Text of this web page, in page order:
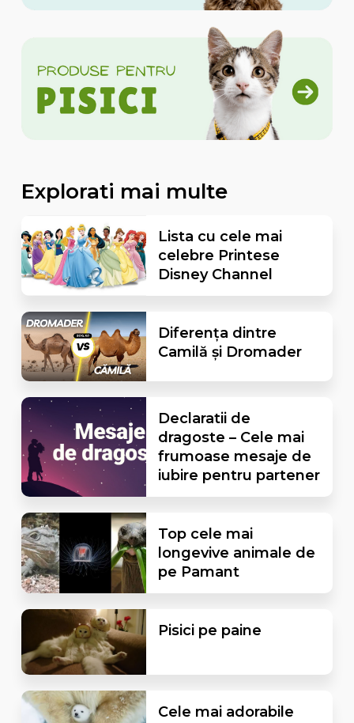
Explorati mai multe
Lista cu cele mai
celebre Printese
Disney Channel
Diferența dintre
Camilă și Dromader
Declaratii de
dragoste – Cele mai
frumoase mesaje de
iubire pentru partener
Top cele mai
longevive animale de
pe Pamant
Pisici pe paine
Cele mai adorabile